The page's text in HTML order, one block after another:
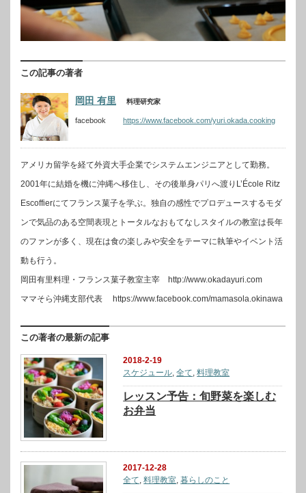
この記事の著者
岡田 有里 料理研究家
facebook https://www.facebook.com/yuri.okada.cooking
アメリカ留学を経て外資大手企業でシステムエンジニアとして勤務。
2001年に結婚を機に沖縄へ移住し、その後単身パリへ渡りL’École Ritz
Escoffierにてフランス菓子を学ぶ。独自の感性でプロデュースするモダ
ンで気品のある空間表現とトータルなおもてなしスタイルの教室は長年
のファンが多く、現在は食の楽しみや安全をテーマに執筆やイベント活
動も行う。
岡田有里料理・フランス菓子教室主宰 http://www.okadayuri.com
ママそら沖縄支部代表 https://www.facebook.com/mamasola.okinawa
この著者の最新の記事
2018-2-19
スケジュール,全て,料理教室
レッスン予告：旬野菜を楽しむ
お弁当
2017-12-28
全て ,料理教室 ,暮らしのこと